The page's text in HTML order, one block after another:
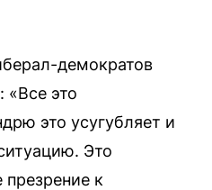
демократов
«Все это
это усугубляет и
Это
к